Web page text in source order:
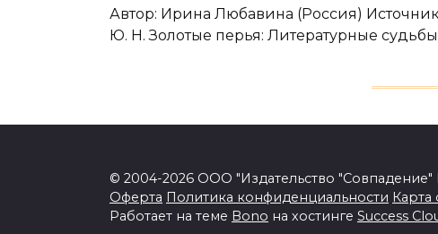
Автор: Ирина Любавина (Россия)
Ю. Н. Золотые перья: Литературные
© 2004-2026 ООО "Издательство "Совпадение"
Оферта Политика конфиденциальности Карта
Работает на теме Bono на хостинге Success